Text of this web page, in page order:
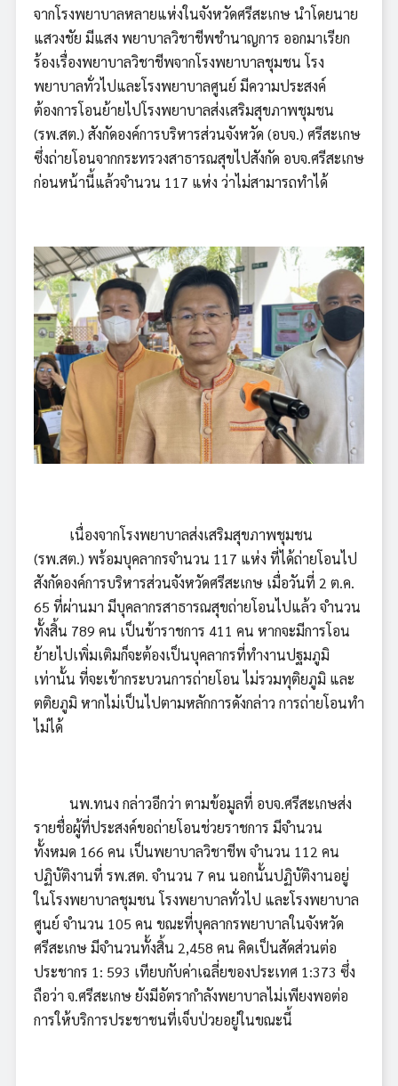
จากโรงพยาบาลหลายแห่งในจังหวัดศรีสะเกษ นำโดยนาย
แสวงชัย มีแสง พยาบาลวิชาชีพชำนาญการ ออกมาเรียก
ร้องเรื่องพยาบาลวิชาชีพจากโรงพยาบาลชุมชน โรง
พยาบาลทั่วไปและโรงพยาบาลศูนย์ มีความประสงค์
ต้องการโอนย้ายไปโรงพยาบาลส่งเสริมสุขภาพชุมชน
(รพ.สต.) สังกัดองค์การบริหารส่วนจังหวัด (อบจ.) ศรีสะเกษ
ซึ่งถ่ายโอนจากกระทรวงสาธารณสุขไปสังกัด อบจ.ศรีสะเกษ
ก่อนหน้านี้แล้วจำนวน 117 แห่ง ว่าไม่สามารถทำได้
เนื่องจากโรงพยาบาลส่งเสริมสุขภาพชุมชน
(รพ.สต.) พร้อมบุคลากรจำนวน 117 แห่ง ที่ได้ถ่ายโอนไป
สังกัดองค์การบริหารส่วนจังหวัดศรีสะเกษ เมื่อวันที่ 2 ต.ค.
65 ที่ผ่านมา มีบุคลากรสาธารณสุขถ่ายโอนไปแล้ว จำนวน
ทั้งสิ้น 789 คน เป็นข้าราชการ 411 คน หากจะมีการโอน
ย้ายไปเพิ่มเติมก็จะต้องเป็นบุคลากรที่ทำงานปฐมภูมิ
เท่านั้น ที่จะเข้ากระบวนการถ่ายโอน ไม่รวมทุติยภูมิ และ
ตติยภูมิ หากไม่เป็นไปตามหลักการดังกล่าว การถ่ายโอนทำ
ไม่ได้
นพ.ทนง กล่าวอีกว่า ตามข้อมูลที่ อบจ.ศรีสะเกษส่ง
รายชื่อผู้ที่ประสงค์ขอถ่ายโอนช่วยราชการ มีจำนวน
ทั้งหมด 166 คน เป็นพยาบาลวิชาชีพ จำนวน 112 คน
ปฏิบัติงานที่ รพ.สต. จำนวน 7 คน นอกนั้นปฏิบัติงานอยู่
ในโรงพยาบาลชุมชน โรงพยาบาลทั่วไป และโรงพยาบาล
ศูนย์ จำนวน 105 คน ขณะที่บุคลากรพยาบาลในจังหวัด
ศรีสะเกษ มีจำนวนทั้งสิ้น 2,458 คน คิดเป็นสัดส่วนต่อ
ประชากร 1: 593 เทียบกับค่าเฉลี่ยของประเทศ 1:373 ซึ่ง
ถือว่า จ.ศรีสะเกษ ยังมีอัตรากำลังพยาบาลไม่เพียงพอต่อ
การให้บริการประชาชนที่เจ็บป่วยอยู่ในขณะนี้